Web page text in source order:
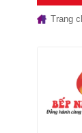
Trang